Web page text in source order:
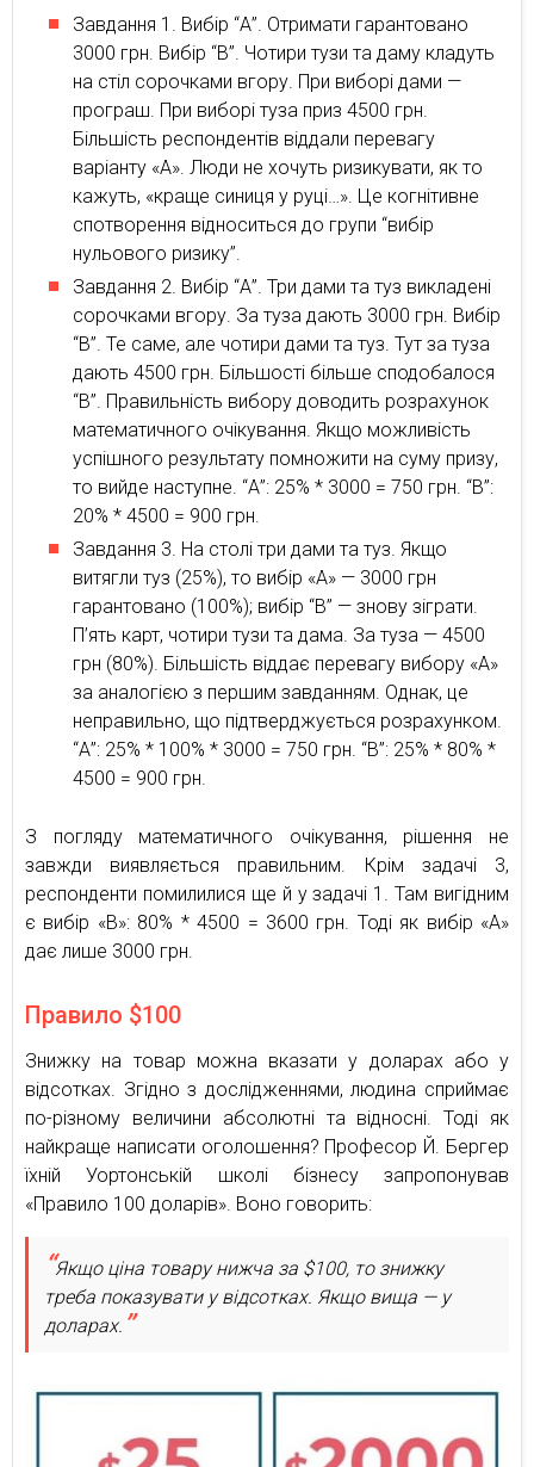
Завдання 1. Вибір “А”. Отримати гарантовано
3000 грн. Вибір “В”. Чотири тузи та даму кладуть
на стіл сорочками вгору. При виборі дами —
програш. При виборі туза приз 4500 грн.
Більшість респондентів віддали перевагу
варіанту «А». Люди не хочуть ризикувати, як то
кажуть, «краще синиця у руці…». Це когнітивне
спотворення відноситься до групи “вибір
нульового ризику”.
Завдання 2. Вибір “А”. Три дами та туз викладені
сорочками вгору. За туза дають 3000 грн. Вибір
“В”. Те саме, але чотири дами та туз. Тут за туза
дають 4500 грн. Більшості більше сподобалося
“В”. Правильність вибору доводить розрахунок
математичного очікування. Якщо можливість
успішного результату помножити на суму призу,
то вийде наступне. “А”: 25% * 3000 = 750 грн. “В”:
20% * 4500 = 900 грн.
Завдання 3. На столі три дами та туз. Якщо
витягли туз (25%), то вибір «А» — 3000 грн
гарантовано (100%); вибір “В” — знову зіграти.
П’ять карт, чотири тузи та дама. За туза — 4500
грн (80%). Більшість віддає перевагу вибору «А»
за аналогією з першим завданням. Однак, це
неправильно, що підтверджується розрахунком.
“А”: 25% * 100% * 3000 = 750 грн. “В”: 25% * 80% *
4500 = 900 грн.
З погляду математичного очікування, рішення не
завжди виявляється правильним. Крім задачі 3,
респонденти помилилися ще й у задачі 1. Там вигідним
є вибір «В»: 80% * 4500 = 3600 грн. Тоді як вибір «А»
дає лише 3000 грн.
Правило $100
Знижку на товар можна вказати у доларах або у
відсотках. Згідно з дослідженнями, людина сприймає
по-різному величини абсолютні та відносні. Тоді як
найкраще написати оголошення? Професор Й. Бергер
їхній Уортонській школі бізнесу запропонував
«Правило 100 доларів». Воно говорить:
Якщо ціна товару нижча за $100, то знижку
треба показувати у відсотках. Якщо вища — у
доларах.